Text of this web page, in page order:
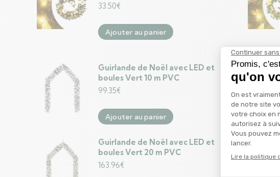
33.50€
Ajouter au panier
Guirlande de Noël avec LED et
boules Vert 10 m PVC
99.35€
Ajouter au panier
Guirlande de Noël avec LED et
boules Vert 20 m PVC
163.96€